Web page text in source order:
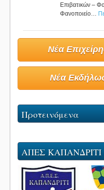
Επιβατικών –
Φανοποιείο…
Νέα
Νέα
Προτεινόμενα
ΑΠΕΣ